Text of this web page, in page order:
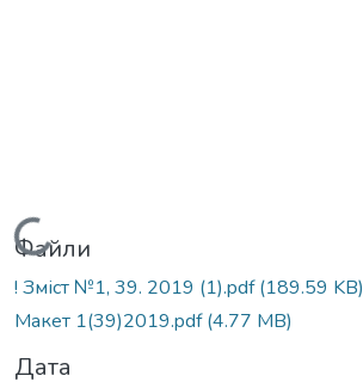
Вантажиться...
Файли
! Зміст №1, 39. 2019 (1).pdf(189.59 KB)
Макет 1(39)2019.pdf(4.77 MB)
Дата